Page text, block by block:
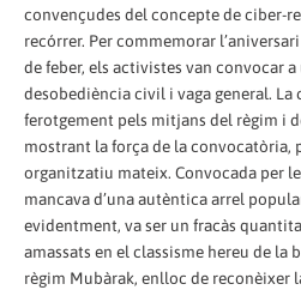
convençudes del concepte de ciber-
recórrer. Per commemorar
de feber, els activistes van convocar
desobediència civil i vaga general. La
ferotgement pels mitjans del règim i
mostrant la força de la convocatòria,
organitzatiu mateix. Convocada per
mancava d’una autèntica arrel
evidentment, va ser un fracàs
amassats en el classisme hereu de
règim Mubàrak, enlloc de reconèixer